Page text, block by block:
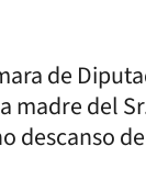
de
madre del
descanso